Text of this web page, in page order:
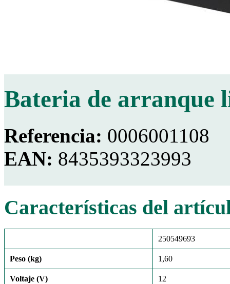
Bateria de arranque
Referencia: 0006001108
EAN: 8435393323993
Características del
250549693
Peso (kg) 1,60
Voltaje (V) 12